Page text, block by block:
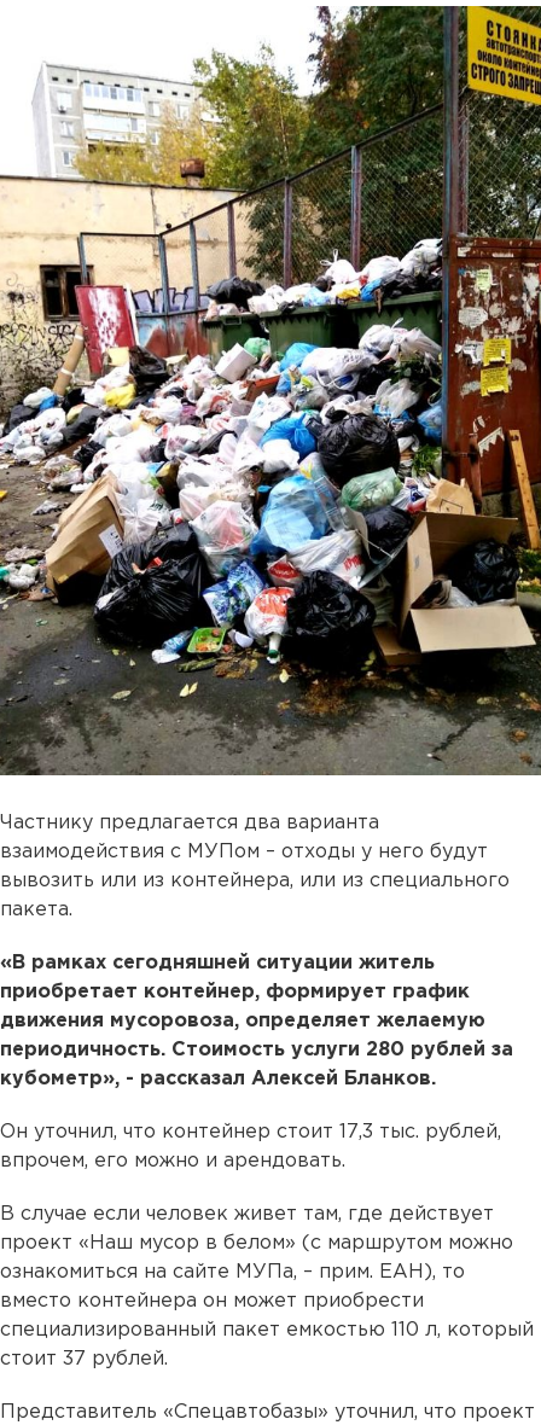
Частнику предлагается два варианта
взаимодействия с МУПом – отходы у него будут
вывозить или из контейнера, или из специального
пакета.
«В рамках сегодняшней ситуации житель
приобретает контейнер, формирует график
движения мусоровоза, определяет желаемую
периодичность. Стоимость услуги 280 рублей за
кубометр», - рассказал Алексей Бланков.
Он уточнил, что контейнер стоит 17,3 тыс. рублей,
впрочем, его можно и арендовать.
В случае если человек живет там, где действует
проект «Наш мусор в белом» (с маршрутом можно
ознакомиться на сайте МУПа, – прим. ЕАН), то
вместо контейнера он может приобрести
специализированный пакет емкостью 110 л, который
стоит 37 рублей.
Представитель «Спецавтобазы» уточнил, что проект